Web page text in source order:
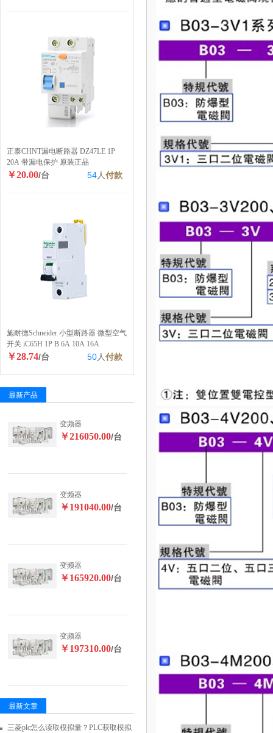
正泰CHNT漏电断路器 DZ47LE 1P
20A 带漏电保护 原装正品
￥20.00/台 54人付款
施耐德Schneider 小型断路器 微型空气
开关 iC65H 1P B 6A 10A 16A
￥28.74/台 50人付款
最新产品
变频器
￥216050.00/台
变频器
￥191040.00/台
变频器
￥165920.00/台
变频器
￥197310.00/台
最新文章
三菱plc怎么读取模拟量？PLC获取模拟